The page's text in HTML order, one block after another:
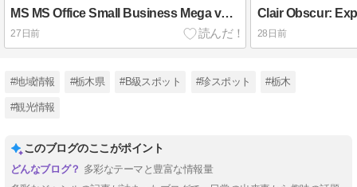
MS MS Office Small Business Mega v16.89 [QxR]
27日前 28日前
#地域情報 #栃木県 #B級スポット #珍スポット #栃木
#観光情報
このブログのここがポイント
多彩なテーマと豊富な情報量